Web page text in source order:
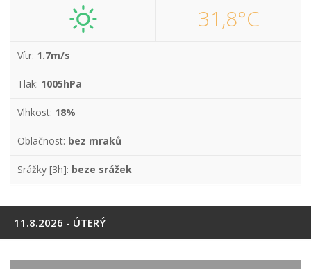
31,8°C
Vítr: 1.7m/s
Tlak: 1005hPa
Vlhkost: 18%
Oblačnost: bez mraků
Srážky [3h]: beze srážek
11.8.2026 - ÚTERÝ